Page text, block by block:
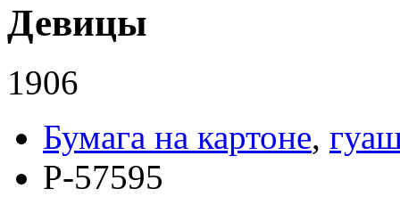
Девицы
1906
Бумага на картоне,
Р-57595